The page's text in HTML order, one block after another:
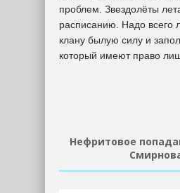
проблем. Звездолёты
расписанию. Надо всего
клану былую силу и
который имеют право
Нефритовое